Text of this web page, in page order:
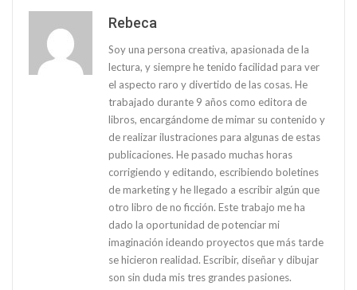
Rebeca
Soy una persona creativa, apasionada de la
lectura, y siempre he tenido facilidad para ver
el aspecto raro y divertido de las cosas. He
trabajado durante 9 años como editora de
libros, encargándome de mimar su contenido y
de realizar ilustraciones para algunas de estas
publicaciones. He pasado muchas horas
corrigiendo y editando, escribiendo boletines
de marketing y he llegado a escribir algún que
otro libro de no ficción. Este trabajo me ha
dado la oportunidad de potenciar mi
imaginación ideando proyectos que más tarde
se hicieron realidad. Escribir, diseñar y dibujar
son sin duda mis tres grandes pasiones.